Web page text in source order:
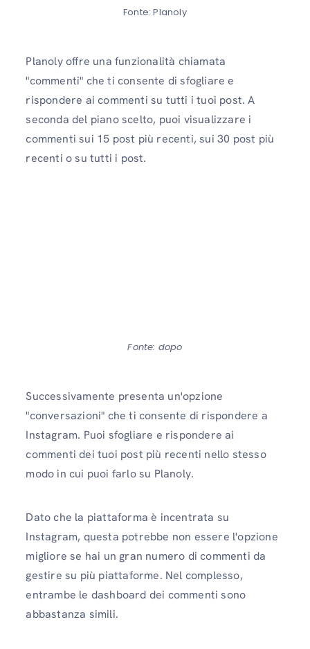
Fonte: Planoly
Planoly offre una funzionalità chiamata
"commenti" che ti consente di sfogliare e
rispondere ai commenti su tutti i tuoi post. A
seconda del piano scelto, puoi visualizzare i
commenti sui 15 post più recenti, sui 30 post più
recenti o su tutti i post.
Fonte: dopo
Successivamente presenta un'opzione
"conversazioni" che ti consente di rispondere a
Instagram. Puoi sfogliare e rispondere ai
commenti dei tuoi post più recenti nello stesso
modo in cui puoi farlo su Planoly.
Dato che la piattaforma è incentrata su
Instagram, questa potrebbe non essere l'opzione
migliore se hai un gran numero di commenti da
gestire su più piattaforme. Nel complesso,
entrambe le dashboard dei commenti sono
abbastanza simili.